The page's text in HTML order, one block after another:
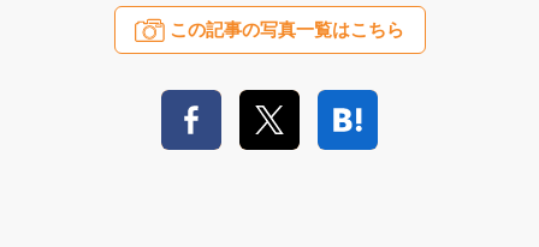
この記事の写真一覧はこちら